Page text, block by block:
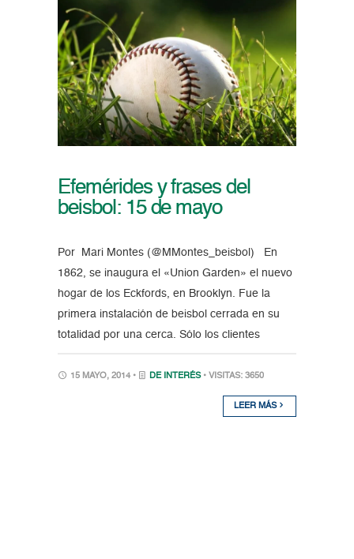
Efemérides y frases del
beisbol: 15 de mayo
Por Mari Montes (@MMontes_beisbol) En
1862, se inaugura el «Union Garden» el nuevo
hogar de los Eckfords, en Brooklyn. Fue la
primera instalación de beisbol cerrada en su
totalidad por una cerca. Sólo los clientes
15 MAYO, 2014 • DE INTERÉS • VISITAS: 3650
LEER MÁS